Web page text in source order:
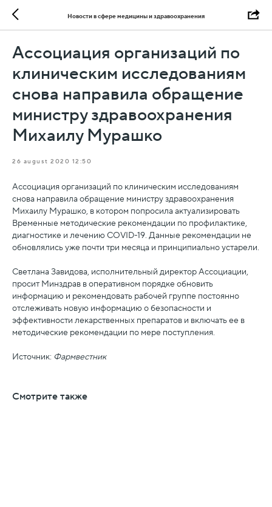
Новости в сфере медицины и здравоохранения
Ассоциация организаций по
клиническим исследованиям
снова направила обращение
министру здравоохранения
Михаилу Мурашко
26 august 2020 12:50
Ассоциация организаций по клиническим исследованиям
снова направила обращение министру здравоохранения
Михаилу Мурашко, в котором попросила актуализировать
Временные методические рекомендации по профилактике,
диагностике и лечению COVID-19. Данные рекомендации не
обновлялись уже почти три месяца и принципиально устарели.
Светлана Завидова, исполнительный директор Ассоциации,
просит Минздрав в оперативном порядке обновить
информацию и рекомендовать рабочей группе постоянно
отслеживать новую информацию о безопасности и
эффективности лекарственных препаратов и включать ее в
методические рекомендации по мере поступления.
Источник: Фармвестник
Смотрите также